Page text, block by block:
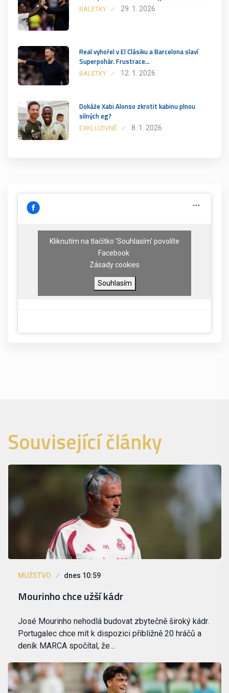
BALETKY 29. 1. 2026
Real vyhořel v El Clásiku a Barcelona slaví
Superpohár. Frustrace…
BALETKY 12. 1. 2026
Dokáže Xabi Alonso zkrotit kabinu plnou
silných eg?
EXKLUZIVNĚ 8. 1. 2026
Kliknutím na tlačítko 'Souhlasím' povolíte
Facebook
Zásady cookies
Souhlasím
Související články
MUŽSTVO dnes 10:59
Mourinho chce užší kádr
José Mourinho nehodlá budovat zbytečně široký kádr.
Portugalec chce mít k dispozici přibližně 20 hráčů a
deník MARCA spočítal, že…